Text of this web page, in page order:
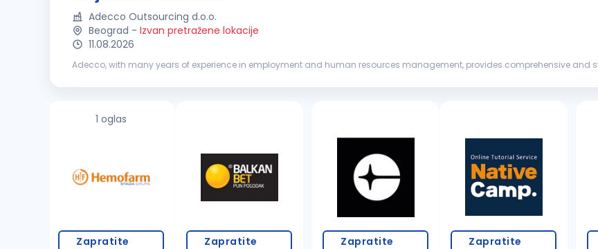
Adecco Outsourcing d.o.o.
Beograd - Izvan pretražene lokacije
11.08.2026
Adecco, with many years of experience in employment and human resources management, provides comprehensive and
1 oglas
Zapratite Zapratite Zapratite Zapratite